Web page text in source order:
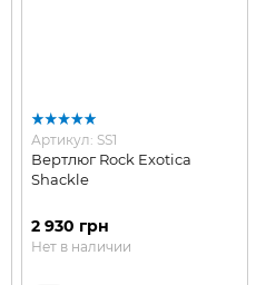
Артикул: SS1
Вертлюг Rock Exotica
Shackle
2 930 грн
Нет в наличии